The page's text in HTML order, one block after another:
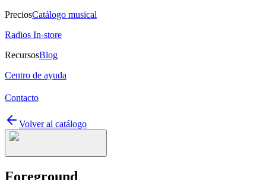
PreciosCatálogo musical
Radios In-store
RecursosBlog
Centro de ayuda
Contacto
Volver al catálogo
Foreground